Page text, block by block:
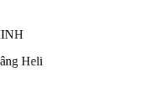
Heli